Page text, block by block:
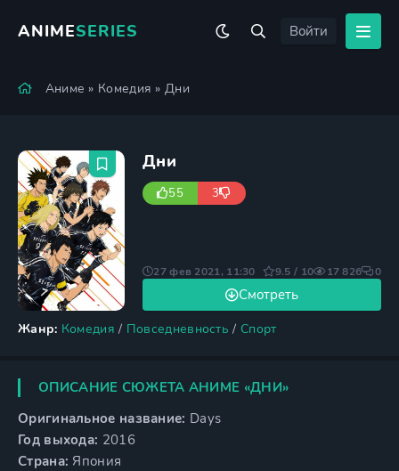
ANIMESERIES Войти
Аниме » Комедия » Дни
Дни
55 3
Жанр: Комедия / Повседневность / Спорт
Смотреть
27 фев 2021, 11:30 9.5 / 10 17 826 0
ОПИСАНИЕ СЮЖЕТА АНИМЕ «ДНИ»
Оригинальное название: Days
Год выхода: 2016
Страна: Япония